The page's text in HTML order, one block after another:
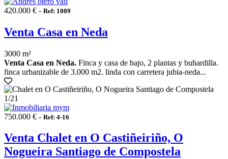
420.000 € - Ref: 1009
Venta Casa en Neda
3000 m²
Venta Casa en Neda. Finca y casa de bajo, 2 plantas y buhardilla.
finca urbanizable de 3.000 m2. linda con carretera jubia-neda...
1/21
750.000 € - Ref: 4-16
Venta Chalet en O Castiñeiriño, O
Nogueira Santiago de Compostela